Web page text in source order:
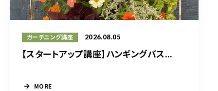
ガーデニング講座 2026.08.05
【スタートアップ講座】ハンギングバス...
MORE